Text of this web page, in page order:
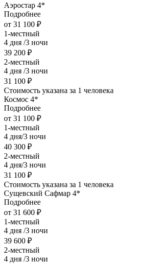
Аэростар 4*
Подробнее
от 31 100 ₽
1-местный
4 дня /3 ночи
39 200 ₽
2-местный
4 дня /3 ночи
31 100 ₽
Стоимость указана за 1 человека
Космос 4*
Подробнее
от 31 100 ₽
1-местный
4 дня/3 ночи
40 300 ₽
2-местный
4 дня/3 ночи
31 100 ₽
Стоимость указана за 1 человека
Сущевский Сафмар 4*
Подробнее
от 31 600 ₽
1-местный
4 дня /3 ночи
39 600 ₽
2-местный
4 дня /3 ночи